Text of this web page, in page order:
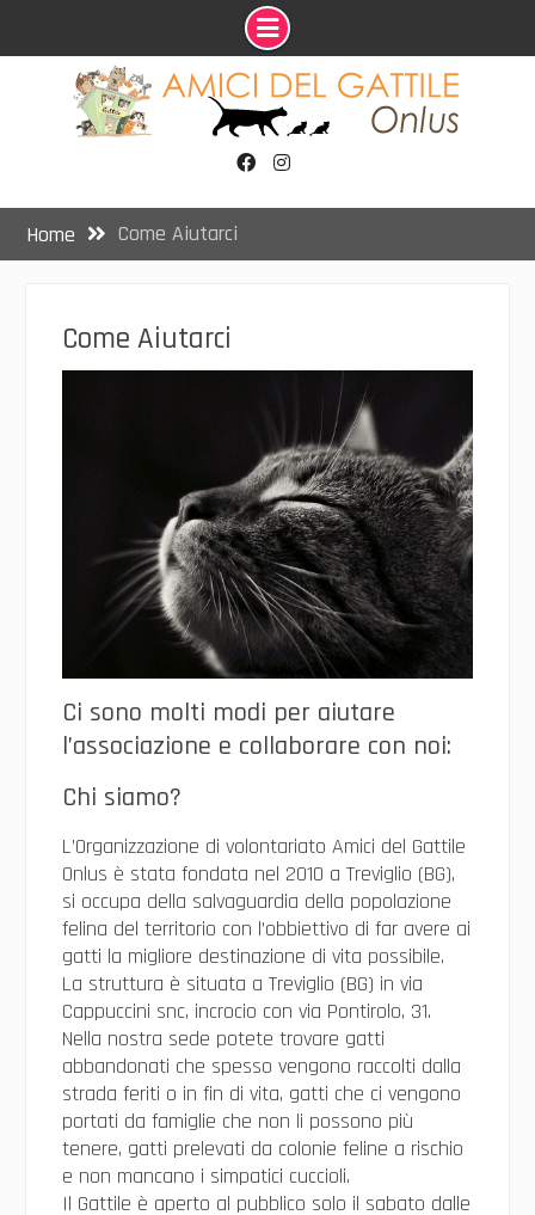
Home
Come Aiutarci
Come Aiutarci
Ci sono molti modi per aiutare
l’associazione e collaborare con noi:
Chi siamo?
L’Organizzazione di volontariato Amici del Gattile
Onlus è stata fondata nel 2010 a Treviglio (BG),
si occupa della salvaguardia della popolazione
felina del territorio con l’obbiettivo di far avere ai
gatti la migliore destinazione di vita possibile.
La struttura è situata a Treviglio (BG) in via
Cappuccini snc, incrocio con via Pontirolo, 31.
Nella nostra sede potete trovare gatti
abbandonati che spesso vengono raccolti dalla
strada feriti o in fin di vita, gatti che ci vengono
portati da famiglie che non li possono più
tenere, gatti prelevati da colonie feline a rischio
e non mancano i simpatici cuccioli.
Il Gattile è aperto al pubblico solo il sabato dalle